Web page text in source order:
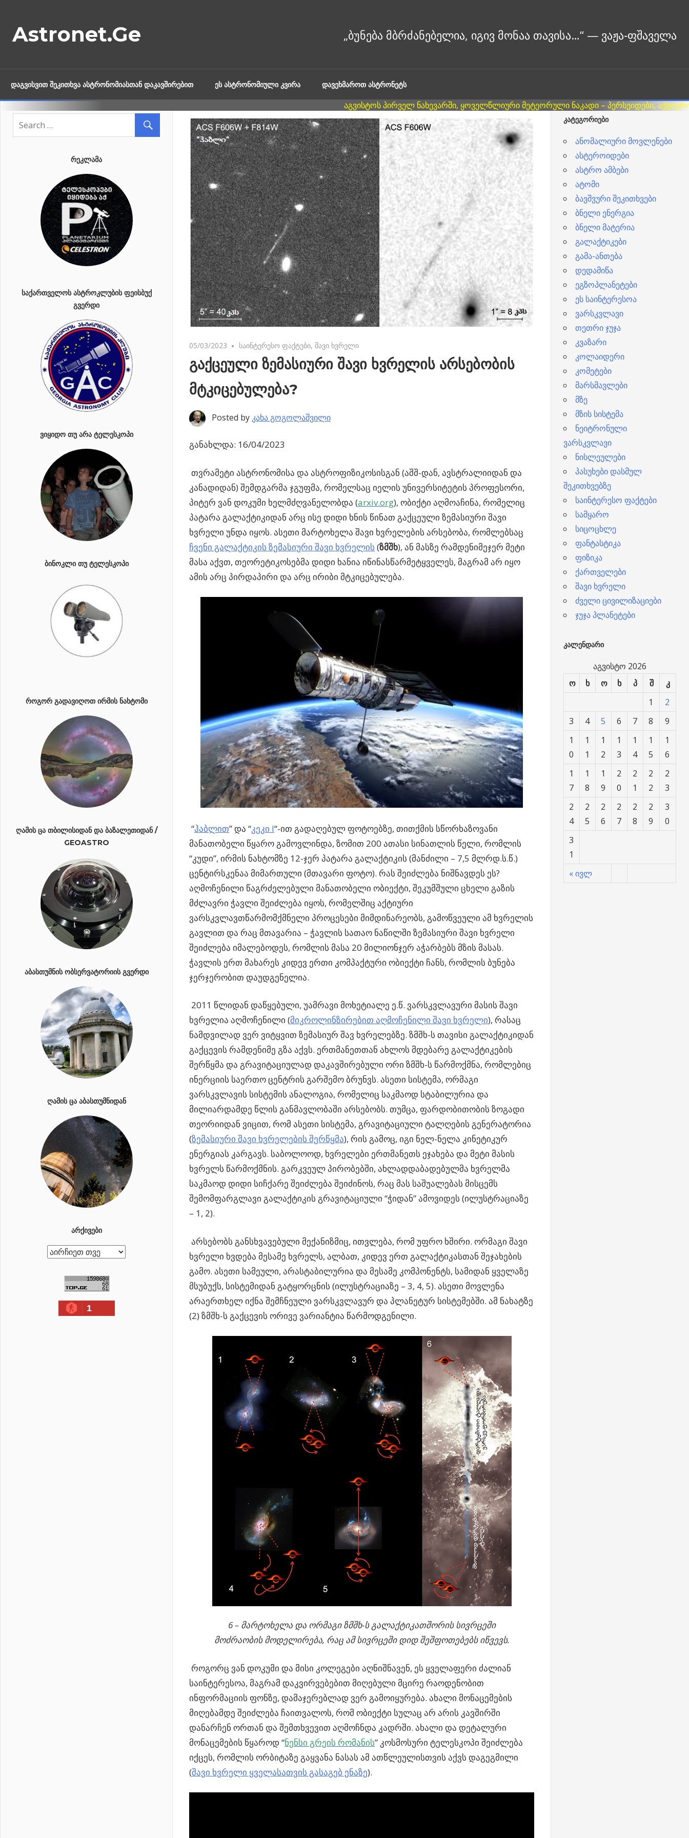
content
Astronet.Ge
ᲓᲐᲒᲕᲘᲡᲕᲘᲗ ᲨᲔᲙᲘᲗᲮᲕᲐ ᲐᲡᲢᲠᲝᲜᲝᲛᲘᲐᲡᲗᲐᲜ ᲓᲐᲙᲐᲕᲨᲘᲠᲔᲑᲘᲗ ᲔᲡ ᲐᲡᲢᲠᲝᲜᲝᲛᲘᲣᲚᲘ ᲙᲕᲘᲠᲐ ᲓᲐᲕᲔᲮᲛᲐᲠᲝᲗ ᲐᲡᲢᲠᲝᲜᲔᲢᲡ
05/03/2023 No comments
საინტერესო ფაქტები,შავი ხვრელი
გაქცეული ზემასიური შავი ხვრელის არსებობის
მტკიცებულება?
Posted by კახა გოგოლაშვილი
განახლდა: 16/04/2023
თვრამეტი ასტრონომისა და ასტროფიზიკოსისგან (აშშ-დან, ავსტრალიიდან და
კანადიდან) შემდგარმა ჯგუფმა, რომელსაც იელის უნივერსიტეტის პროფესორი,
პიტერ ვან დოკუმი ხელმძღვანელობდა (arxiv.org), ობიქტი აღმოაჩინა, რომელიც
პატარა გალაქტიკიდან არც ისე დიდი ხნის წინათ გაქცეული ზემასიური შავი
ხვრელი უნდა იყოს. ასეთი მარტოხელა შავი ხვრელების არსებობა, რომლებსაც
ჩვენი გალაქტიკის ზემასიური შავი ხვრელის (ზმშხ), ან მასზე რამდენიმეჯერ მეტი
მასა აქვთ, თეორეტიკოსებმა დიდი ხანია იწინასწარმეტყველეს, მაგრამ არ იყო
ამის არც პირდაპირი და არც ირიბი მტკიცებულება.
“ჰაბლით” და “კეკი I“-ით გადაღებულ ფოტოებზე, თითქმის სწორხაზოვანი
მანათობელი წყარო გამოვლინდა, ზომით 200 ათასი სინათლის წელი, რომლის
“კუდი”, ირმის ნახტომზე 12-ჯერ პატარა გალაქტიკის (მანძილი – 7,5 მლრდ.ს.წ.)
ცენტირსკენაა მიმართული (მთავარი ფოტო). რას შეიძლება ნიშნავდეს ეს?
აღმოჩენილი წაგრძელებული მანათობელი ობიექტი, შეკუმშული ცხელი გაზის
მძლავრი ჭავლი შეიძლება იყოს, რომელშიც აქტიური
ვარსკვლავთწარმომქმნელი პროცესები მიმდინარეობს, გამოწვეული ამ ხვრელის
გავლით და რაც მთავარია – ჭავლის სათაო ნაწილში ზემასიური შავი ხვრელი
შეიძლება იმალებოდეს, რომლის მასა 20 მილიონჯერ აჭარბებს მზის მასას.
ჭავლის ერთ მახარეს კიდევ ერთი კომპაქტური ობიექტი ჩანს, რომლის ბუნება
ჯერჯერობით დაუდგენელია.
2011 წლიდან დაწყებული, უამრავი მოხეტიალე ე.წ. ვარსკვლავური მასის შავი
ხვრელია აღმოჩენილი (მიკროლინზირებით აღმოჩენილი შავი ხვრელი), რასაც
ნამდვილად ვერ ვიტყვით ზემასიურ შავ ხვრელებზე. ზმშხ-ს თავისი გალაქტიკიდან
გაქცევის რამდენიმე გზა აქვს. ერთმანეთთან ახლოს მდებარე გალაქტიკების
შერწყმა და გრავიტაციულად დაკავშირებული ორი ზმშხ-ს წარმოქმნა, რომლებიც
ინერციის საერთო ცენტრის გარშემო ბრუნვს. ასეთი სისტემა, ორმაგი
ვარსკვლავის სისტემის ანალოგია, რომელიც საკმაოდ სტაბილურია და
მილიარდამდე წლის განმავლობაში არსებობს. თუმცა, ფარდობითობის ზოგადი
თეორიიდან ვიცით, რომ ასეთი სისტემა, გრავიტაციული ტალღების გენერატორია
(ზემასიური შავი ხვრელების შერწყმა), რის გამოც, იგი ნელ-ნელა კინეტიკურ
ენერგიას კარგავს. საბოლოოდ, ხვრელები ერთმანეთს ეჯახება და მეტი მასის
ხვრელს წარმოქმნის. გარკვეულ პირობებში, ახლადდაბადებულმა ხვრელმა
საკმაოდ დიდი სიჩქარე შეიძლება შეიძინოს, რაც მას საშუალებას მისცემს
შემომფარგლავი გალაქტიკის გრავიტაციული “ჭიდან” ამოვიდეს (ილუსტრაციაზე
– 1, 2).
არსებობს განსხვავებული მექანიზმიც, ითვლება, რომ უფრო ხშირი. ორმაგი შავი
ხვრელი ხვდება მესამე ხვრელს, ალბათ, კიდევ ერთ გალაქტიკასთან შეჯახების
გამო. ასეთი სამეული, არასტაბილურია და მესამე კომპონენტს, სამიდან ყველაზე
მსუბუქს, სისტემიდან გატყორცნის (ილუსტრაციაზე – 3, 4, 5). ასეთი მოვლენა
არაერთხელ იქნა შემჩნეული ვარსკვლავურ და პლანეტურ სისტემებში. ამ ნახატზე
(2) ზმშხ-ს გაქცევის ორივე ვარიანტია წარმოდგენილი.
6 – მარტოხელა და ორმაგი ზმშხ-ს გალაქტიკათშორის სივრცეში
მოძრაობის მოდელირება, რაც ამ სივრცეში დიდ შეშფოთებებს იწვევს.
როგორც ვან დოკუმი და მისი კოლეგები აღნიშნავენ, ეს ყველაფერი ძალიან
საინტერესოა, მაგრამ დაკვირვებებით მიღებული მცირე რაოდენობით
ინფორმაციის ფონზე, დამაჯერებლად ვერ გამოიყურება. ახალი მონაცემების
მიღებამდე შეიძლება ჩაითვალოს, რომ ობიექტი სულაც არ არის კავშირში
დანარჩენ ორთან და შემთხვევით აღმოჩნდა კადრში. ახალი და დეტალური
მონაცემების წყაროდ “ნენსი გრეის რომანის” კოსმოსური ტელესკოპი შეიძლება
იქცეს, რომლის ორბიტაზე გაყვანა ნასას ამ ათწლეულისთვის აქვს დაგეგმილი
(შავი ხვრელი ყველასათვის გასაგებ ენაზე).
ᲠᲔᲙᲚᲐᲛᲐ
ᲡᲐᲥᲐᲠᲗᲕᲔᲚᲝᲡ ᲐᲡᲢᲠᲝᲙᲚᲣᲑᲘᲡ ᲤᲔᲘᲡᲑᲣᲥ
ᲒᲕᲔᲠᲓᲘ
ᲕᲘᲧᲘᲓᲝ ᲗᲣ ᲐᲠᲐ ᲢᲔᲚᲔᲡᲙᲝᲞᲘ
ᲑᲘᲜᲝᲙᲚᲘ ᲗᲣ ᲢᲔᲚᲔᲡᲙᲝᲞᲘ
ᲠᲝᲒᲝᲠ ᲒᲐᲓᲐᲕᲘᲦᲝᲗ ᲘᲠᲛᲘᲡ ᲜᲐᲮᲢᲝᲛᲘ
ᲦᲐᲛᲘᲡ ᲪᲐ ᲗᲑᲘᲚᲘᲡᲘᲓᲐᲜ ᲓᲐ ᲑᲐᲖᲐᲚᲔᲗᲘᲓᲐᲜ /
GEOASTRO
ᲐᲑᲐᲡᲗᲣᲛᲜᲘᲡ ᲝᲑᲡᲔᲠᲕᲐᲢᲝᲠᲘᲘᲡ ᲒᲕᲔᲠᲓᲘ
ᲦᲐᲛᲘᲡ ᲪᲐ ᲐᲑᲐᲡᲗᲣᲛᲜᲘᲓᲐᲜ
ᲐᲠᲥᲘᲕᲔᲑᲘ
ა
1
ᲙᲐᲢᲔᲒᲝᲠᲘᲔᲑᲘ
ანომალიური მოვლენები
ასტეროიდები
ასტრო ამბები
ატომი
ბავშვური შეკითხვები
ბნელი ენერგია
ბნელი მატერია
გალაქტიკები
გამა-ანთება
დედამიწა
ეგზოპლანეტები
ეს საინტერესოა
ვარსკვლავი
თეთრი ჯუჯა
კვაზარი
კოლაიდერი
კომეტები
მარსმავლები
მზე
მზის სისტემა
ნეიტრონული
ვარსკვლავი
ნისლეულები
პასუხები დასმულ
შეკითხვებზე
საინტერესო ფაქტები
სამყარო
სიცოცხლე
ფანტასტიკა
ფიზიკა
ქართველები
შავი ხვრელი
ძველი ცივილიზაციები
ჯუჯა პლანეტები
ᲙᲐᲚᲔᲜᲓᲐᲠᲘ
აგვისტო 2026
ო
ხ ო ხ პ შ კ
« ივლ
1
2
3
4 5 6 7 8
9
1
0
1
1
1
2
1
3
1
4
1
5
1
6
1
7
1
8
1
9
2
0
2
1
2
2
2
3
2
4
2
5
2
6
2
7
2
8
2
9
3
0
3
1